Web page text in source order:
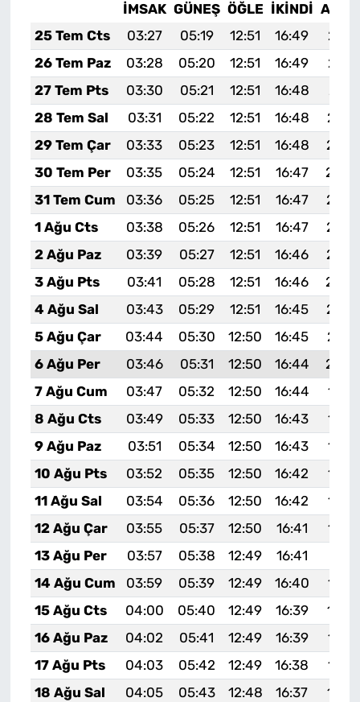
İMSAK GÜNEŞ ÖĞLE İKINDI
25 Tem Cts
03:27 05:19 12:51 16:49
26 Tem Paz
03:28 05:20 12:51 16:49
27 Tem Pts
03:30 05:21 12:51 16:48
20:11
28 Tem Sal
03:31 05:22 12:51 16:48
29 Tem Çar
03:33 05:23 12:51 16:48
30 Tem Per
03:35 05:24 12:51 16:47
31 Tem Cum
03:36 05:25 12:51 16:47
1 Ağu Cts
03:38 05:26 12:51 16:47
2 Ağu Paz
03:39 05:27 12:51 16:46
3 Ağu Pts
03:41 05:28 12:51 16:46
4 Ağu Sal
03:43 05:29 12:51 16:45
5 Ağu Çar
03:44 05:30 12:50 16:45
6 Ağu Per
03:46 05:31 12:50 16:44
7 Ağu Cum
03:47 05:32 12:50 16:44
8 Ağu Cts
03:49 05:33 12:50 16:43
9 Ağu Paz
03:51 05:34 12:50 16:43
10 Ağu Pts
03:52 05:35 12:50 16:42
11 Ağu Sal
03:54 05:36 12:50 16:42
12 Ağu Çar
03:55 05:37 12:50 16:41
13 Ağu Per
03:57 05:38 12:49 16:41
14 Ağu Cum
03:59 05:39 12:49 16:40
15 Ağu Cts
04:00 05:40 12:49 16:39
16 Ağu Paz
04:02 05:41 12:49 16:39
17 Ağu Pts
04:03 05:42 12:49 16:38
18 Ağu Sal
04:05 05:43 12:48 16:37